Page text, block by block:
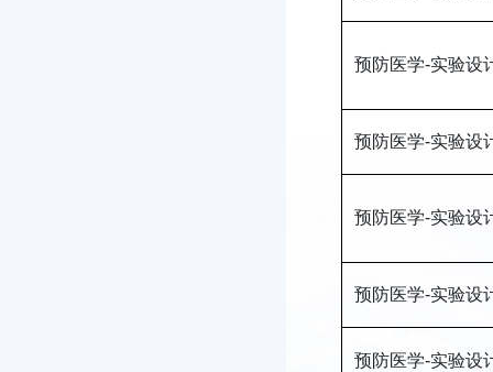
预防医学-实验设
预防医学-实验设
预防医学-实验设
预防医学-实验设
预防医学-实验设